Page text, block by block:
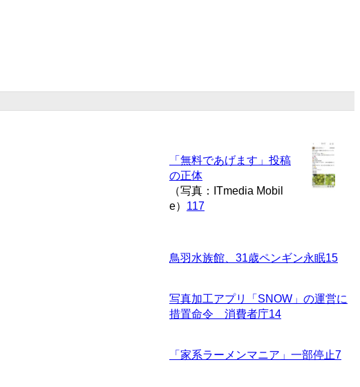
「無料であげます」投稿
の正体
（写真：ITmedia Mobil
e） 117
鳥羽水族館、31歳ペンギン永眠15
写真加工アプリ「SNOW」の運営に
措置命令 消費者庁14
「家系ラーメンマニア」一部停止7